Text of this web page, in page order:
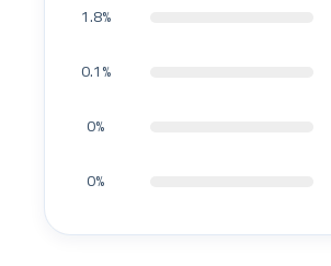
1.8%
0.1%
0%
0%